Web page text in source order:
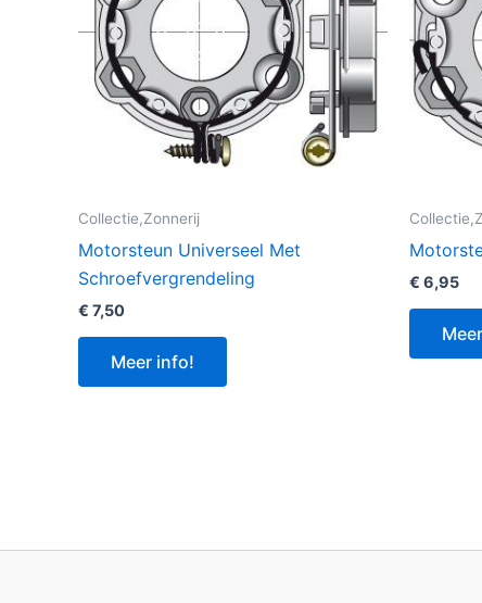
Collectie,Zonnerij
Motorsteun Universeel Met
Schroefvergrendeling
€ 7,50
Meer info!
€ 6,95